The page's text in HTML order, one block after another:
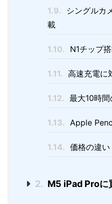
1.9.
シングルカ
載
1.10. N1チップ
1.11. 高速充電に
1.12. 最大10時
1.13. Apple
1.14. 価格の違い
2. M5 iPad Proに